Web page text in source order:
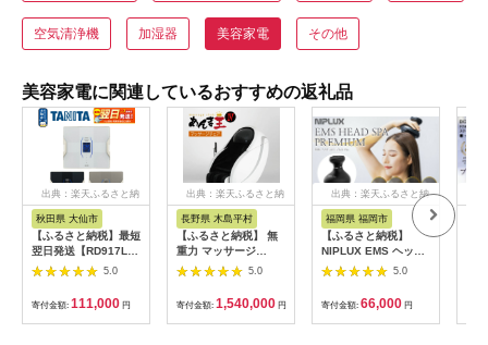
空気清浄機 加湿器 美容家電 その他
美容家電に関連しているおすすめの返礼品
出典：楽天ふるさと納
秋田県 大仙市
【ふるさと納税】最短
翌日発送【RD917L】
タニタ 体組成計 イン
ナースキャンデュアル
【メタリックブラック
／グレイッシュゴール
ド／パールホワイト】
5.0
寄付金額: 111,000 円
出典：楽天ふるさと納
長野県 木島平村
【ふるさと納税】 無
重力 マッサージ
R1500-01 あんま王4
| 日用品 家電 マッサ
ージチェア あんま王
無重力 長野県 木島平
村 信州
5.0
寄付金額: 1,540,000 円
出典：楽天ふるさと納
福岡県 福岡市
【ふるさと納税】
NIPLUX EMS ヘッ
ド・フェイシャルケア
PREMIUM NP-
EHSP23BK アタッチ
メント付 頭皮ケア 頭
5.0
寄付金額: 66,000 円